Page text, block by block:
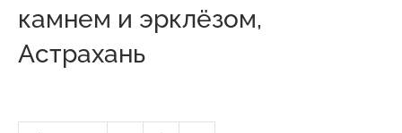
камнем и эрклёзом,
Астрахань